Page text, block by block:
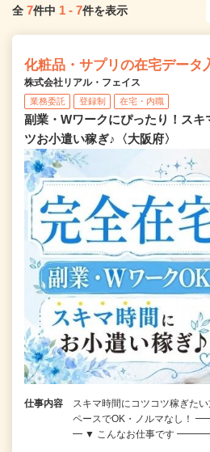
全 7件中 1 - 7件を表示
化粧品・サプリの在宅データ
株式会社リアル・フェイス
業務委託 登録制 在宅・内職
副業・Wワークにぴったり！スキ
ツお小遣い稼ぎ♪〈大阪府〉
仕事内容
スキマ時間にコツコツ稼ぎた
ペースでOK・ノルマな
━ ▼ こんなお仕事です